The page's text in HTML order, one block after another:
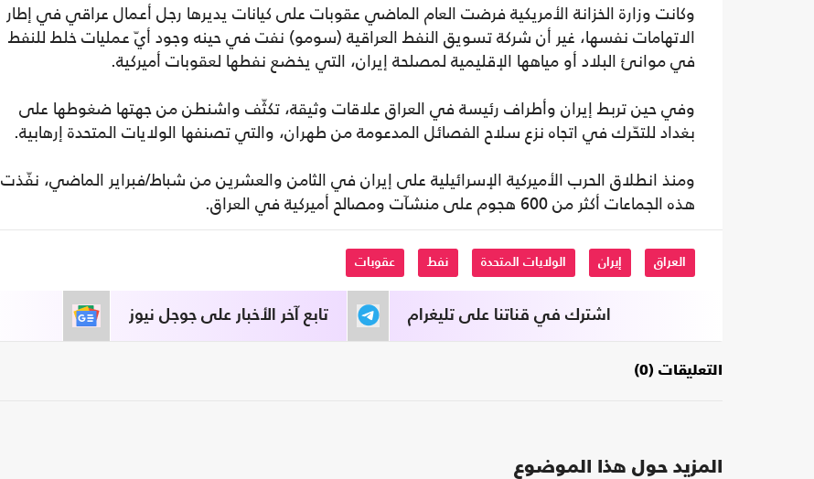
وكانت وزارة الخزانة الأمريكية فرضت العام الماضي عقوبات على كيانات يديرها رجل أعمال عراقي في إطار
الاتهامات نفسها، غير أن شركة تسويق النفط العراقية (سومو) نفت في حينه وجود أيّ عمليات خلط للنفط
في موانئ البلاد أو مياهها الإقليمية لمصلحة إيران، التي يخضع نفطها لعقوبات أميركية.
وفي حين تربط إيران وأطراف رئيسة في العراق علاقات وثيقة، تكثّف واشنطن من جهتها ضغوطها على
بغداد للتحّرك في اتجاه نزع سلاح الفصائل المدعومة من طهران، والتي تصنفها الولايات المتحدة إرهابية.
ومنذ انطلاق الحرب الأميركية الإسرائيلية على إيران في الثامن والعشرين من شباط/فبراير الماضي، نفّذت
هذه الجماعات أكثر من 600 هجوم على منشآت ومصالح أميركية في العراق.
العراق إيران الولايات المتحدة نفط عقوبات
تابع آخر الأخبار على جوجل نيوز اشترك في قناتنا على تليغرام
التعليقات (0)
المزيد حول هذا الموضوع